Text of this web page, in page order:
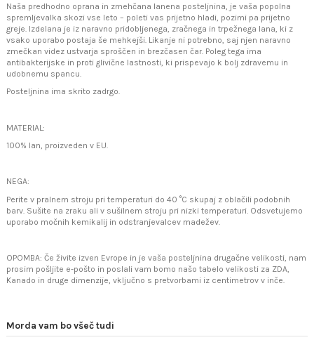
Naša predhodno oprana in zmehčana lanena posteljnina, je vaša popolna
spremljevalka skozi vse leto – poleti vas prijetno hladi, pozimi pa prijetno
greje. Izdelana je iz naravno pridobljenega, zračnega in trpežnega lana, ki z
vsako uporabo postaja še mehkejši. Likanje ni potrebno, saj njen naravno
zmečkan videz ustvarja sproščen in brezčasen čar. Poleg tega ima
antibakterijske in proti glivične lastnosti, ki prispevajo k bolj zdravemu in
udobnemu spancu.
Posteljnina ima skrito zadrgo.
MATERIAL:
100% lan, proizveden v EU.
NEGA:
Perite v pralnem stroju pri temperaturi do 40 °C skupaj z oblačili podobnih
barv. Sušite na zraku ali v sušilnem stroju pri nizki temperaturi. Odsvetujemo
uporabo močnih kemikalij in odstranjevalcev madežev.
OPOMBA: Če živite izven Evrope in je vaša posteljnina drugačne velikosti, nam
prosim pošljite e-pošto in poslali vam bomo našo tabelo velikosti za ZDA,
Kanado in druge dimenzije, vključno s pretvorbami iz centimetrov v inče.
Morda vam bo všeč tudi